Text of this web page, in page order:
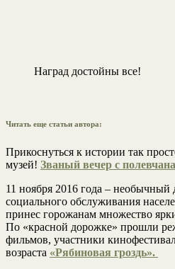
Наград достойны все!
Читать еще статьи автора:
Прикоснуться к истории так
музей! Званый вечер с
11 ноября 2016 года –
социального обслуживания
принес горожанам множество
По «красной дорожке» прошли
фильмов, участники
возраста «Рябиновая гроздь».